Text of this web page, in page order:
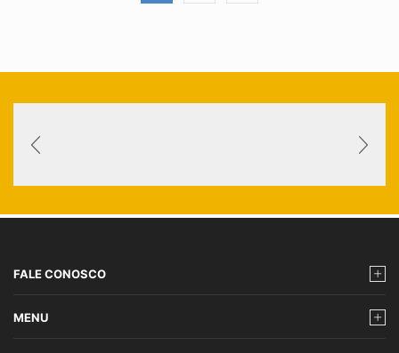
FALE CONOSCO
MENU